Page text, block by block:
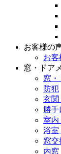
お客様の
お客
窓・ドア
窓・
防犯
玄関
勝手
室内
浴室
窓交
内窓